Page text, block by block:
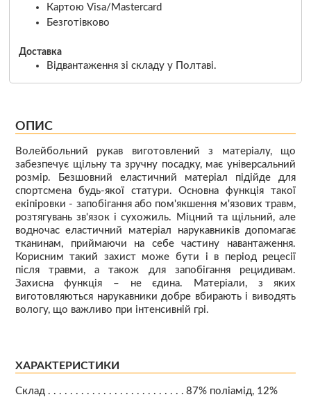
Картою Visa/Mastercard
Безготівково
Доставка
Відвантаження зі складу у Полтаві.
ОПИС
Волейбольний рукав виготовлений з матеріалу, що
забезпечує щільну та зручну посадку, має універсальний
розмір. Безшовний еластичний матеріал підійде для
спортсмена будь-якої статури. Основна функція такої
екіпіровки - запобігання або пом'якшення м'язових травм,
розтягувань зв'язок і сухожиль. Міцний та щільний, але
водночас еластичний матеріал нарукавників допомагає
тканинам, приймаючи на себе частину навантаження.
Корисним такий захист може бути і в період рецесії
після травми, а також для запобігання рецидивам.
Захисна функція – не єдина. Матеріали, з яких
виготовляються нарукавники добре вбирають і виводять
вологу, що важливо при інтенсивній грі.
ХАРАКТЕРИСТИКИ
Склад
87% поліамід, 12%